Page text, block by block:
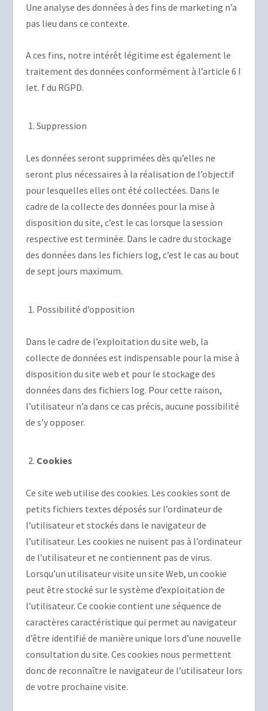
Une analyse des données à des fins de marketing n’a
pas lieu dans ce contexte.
A ces fins, notre intérêt légitime est également le
traitement des données conformément à l’article 6 I
let. f du RGPD.
Suppression
Les données seront supprimées dès qu’elles ne
seront plus nécessaires à la réalisation de l’objectif
pour lesquelles elles ont été collectées. Dans le
cadre de la collecte des données pour la mise à
disposition du site, c’est le cas lorsque la session
respective est terminée. Dans le cadre du stockage
des données dans les fichiers log, c’est le cas au bout
de sept jours maximum.
Possibilité d’opposition
Dans le cadre de l’exploitation du site web, la
collecte de données est indispensable pour la mise à
disposition du site web et pour le stockage des
données dans des fichiers log. Pour cette raison,
l’utilisateur n’a dans ce cas précis, aucune possibilité
de s’y opposer.
Cookies
Ce site web utilise des cookies. Les cookies sont de
petits fichiers textes déposés sur l’ordinateur de
l’utilisateur et stockés dans le navigateur de
l’utilisateur. Les cookies ne nuisent pas à l’ordinateur
de l’utilisateur et ne contiennent pas de virus.
Lorsqu’un utilisateur visite un site Web, un cookie
peut être stocké sur le système d’exploitation de
l’utilisateur. Ce cookie contient une séquence de
caractères caractéristique qui permet au navigateur
d’être identifié de manière unique lors d’une nouvelle
consultation du site. Ces cookies nous permettent
donc de reconnaître le navigateur de l’utilisateur lors
de votre prochaine visite.